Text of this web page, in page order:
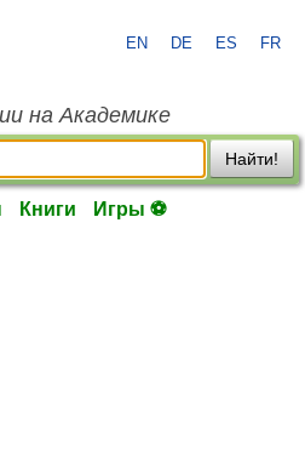
EN DE ES FR
на Академике
Найти!
Книги Игры ⚽